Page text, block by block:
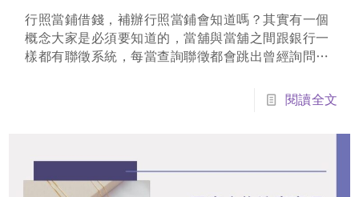
行照當鋪借錢，補辦行照當鋪會知道嗎？其實有一個
概念大家是必須要知道的，當舖與當舖之間跟銀行一
樣都有聯徵系統，每當查詢聯徵都會跳出曾經詢問過
這時原本的當舖就會要求全數清償不在與之配合，法
律的部分則有詐欺的疑慮，切勿以身試法，以免信用
閱讀全文